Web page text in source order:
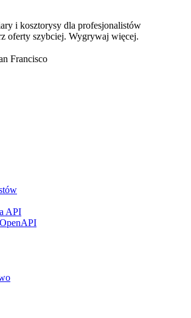
i kosztorysy dla profesjonalistów
oferty szybciej. Wygrywaj więcej.
Francisco
API